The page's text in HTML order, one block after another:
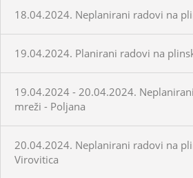
18.04.2024. Neplanirani radovi na
19.04.2024. Planirani radovi na
19.04.2024 - 20.04.2024.
mreži - Poljana
20.04.2024. Neplanirani radovi na
Virovitica